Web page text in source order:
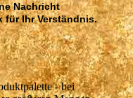
Nachricht
für Ihr Verständnis.
- bei